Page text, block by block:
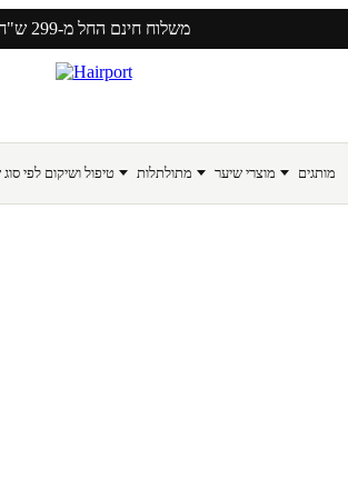
משלוח חינם החל מ-299 ש"ח
מותגים מוצרי שיער מתולתלות טיפול ושיקום לפי